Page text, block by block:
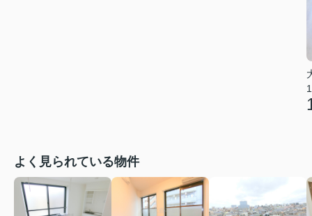
よく見られている物件